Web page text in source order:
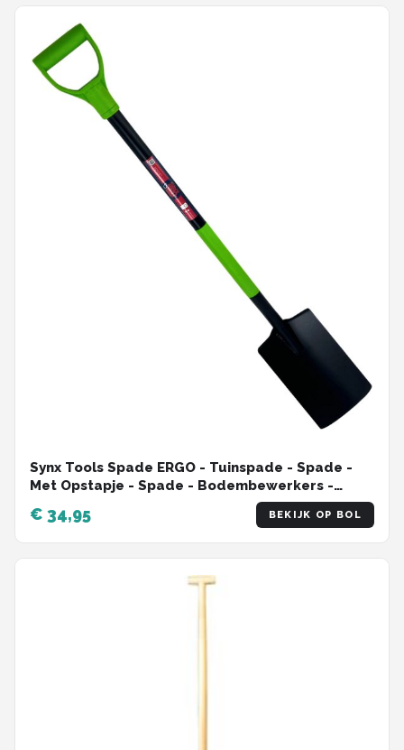
Synx Tools Spade ERGO - Tuinspade - Spade -
Met Opstapje - Spade - Bodembewerkers -
Tuinschop - Bats - Schop - Tuinschep Met Steel
110cm
€ 34,95 BEKIJK OP BOL